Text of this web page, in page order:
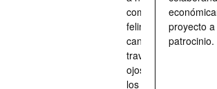
compañeros
felinos y
caninos a
través de los
ojos quienes
los han
proyecto
patrocinio.